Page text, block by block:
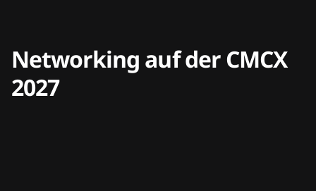
Networking auf der CMCX
2027